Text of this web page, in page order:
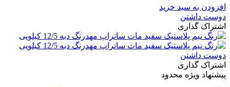
افزودن به سبد خرید
دوست داشتن
اشتراک گذاری
دوست داشتن
اشتراک گذاری
پیشنهاد ویژه محدود